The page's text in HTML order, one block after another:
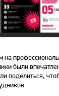
на
были
поделиться,